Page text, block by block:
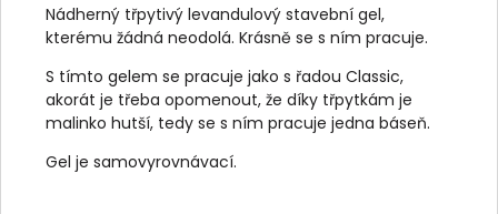
Nádherný třpytivý levandulový stavební gel,
kterému žádná neodolá. Krásně se s ním pracuje.
S tímto gelem se pracuje jako s řadou Classic,
akorát je třeba opomenout, že díky třpytkám je
malinko hutší, tedy se s ním pracuje jedna báseň.
Gel je samovyrovnávací.